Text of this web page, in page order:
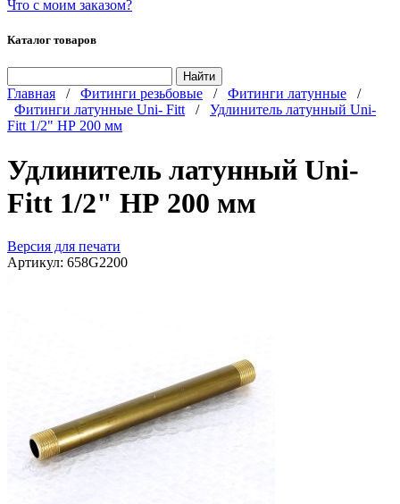
Что с моим заказом?
Каталог товаров
Главная / Фитинги резьбовые / Фитинги латунные /
Фитинги латунные Uni- Fitt / Удлинитель латунный Uni-
Fitt 1/2" НР 200 мм
Удлинитель латунный Uni-
Fitt 1/2" НР 200 мм
Версия для печати
Артикул: 658G2200